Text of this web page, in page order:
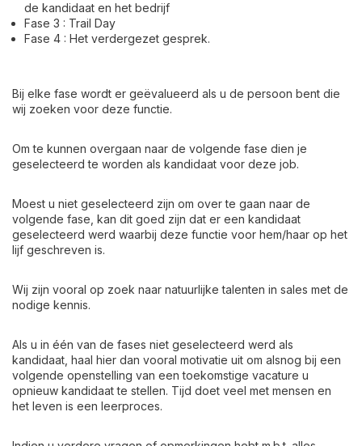
de kandidaat en het bedrijf
Fase 3 : Trail Day
Fase 4 : Het verdergezet gesprek.
Bij elke fase wordt er geëvalueerd als u de persoon bent die
wij zoeken voor deze functie.
Om te kunnen overgaan naar de volgende fase dien je
geselecteerd te worden als kandidaat voor deze job.
Moest u niet geselecteerd zijn om over te gaan naar de
volgende fase, kan dit goed zijn dat er een kandidaat
geselecteerd werd waarbij deze functie voor hem/haar op het
lijf geschreven is.
Wij zijn vooral op zoek naar natuurlijke talenten in sales met de
nodige kennis.
Als u in één van de fases niet geselecteerd werd als
kandidaat, haal hier dan vooral motivatie uit om alsnog bij een
volgende openstelling van een toekomstige vacature u
opnieuw kandidaat te stellen. Tijd doet veel met mensen en
het leven is een leerproces.